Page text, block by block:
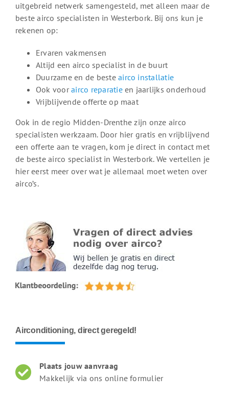
uitgebreid netwerk samengesteld, met alleen maar de
beste airco specialisten in Westerbork. Bij ons kun je
rekenen op:
Ervaren vakmensen
Altijd een airco specialist in de buurt
Duurzame en de besteairco installatie
Ook voorairco reparatieen jaarlijks onderhoud
Vrijblijvende offerte op maat
Ook in de regio Midden-Drenthe zijn onze airco
specialisten werkzaam. Door hier gratis en vrijblijvend
een offerte aan te vragen, kom je direct in contact met
de beste airco specialist in Westerbork. We vertellen je
hier eerst meer over wat je allemaal moet weten over
airco’s.
Airconditioning, direct geregeld!
Plaats jouw aanvraag
Makkelijk via ons online formulier